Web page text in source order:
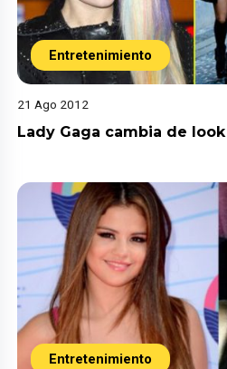
Entretenimiento
21 Ago 2012
Lady Gaga cambia de look
Entretenimiento